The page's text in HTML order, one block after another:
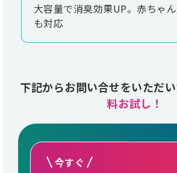
大容量で消臭効果UP。赤ちゃ
も対応
下記からお問い合せをいただ
料お試し！
今すぐ